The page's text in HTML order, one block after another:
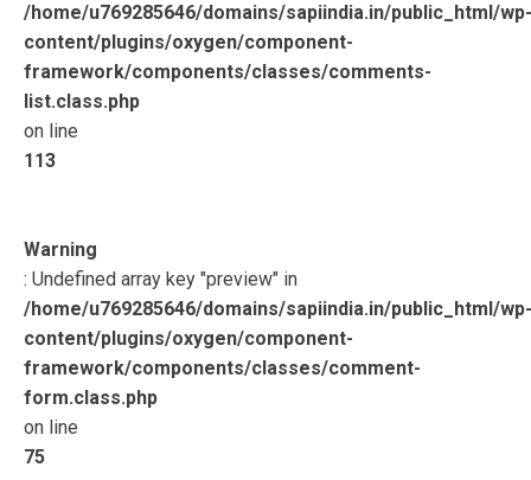
/home/u769285646/domains/sapiindia.in/public_html/wp-
content/plugins/oxygen/component-
framework/components/classes/comments-
list.class.php
on line
113
Warning
: Undefined array key "preview" in
/home/u769285646/domains/sapiindia.in/public_html/wp-
content/plugins/oxygen/component-
framework/components/classes/comment-
form.class.php
on line
75